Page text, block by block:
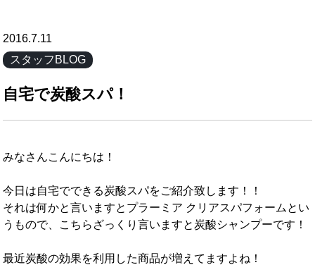
2016.7.11
スタッフBLOG
自宅で炭酸スパ！
みなさんこんにちは！
今日は自宅でできる炭酸スパをご紹介致します！！
それは何かと言いますとプラーミア クリアスパフォームとい
うもので、こちらざっくり言いますと炭酸シャンプーです！
最近炭酸の効果を利用した商品が増えてますよね！